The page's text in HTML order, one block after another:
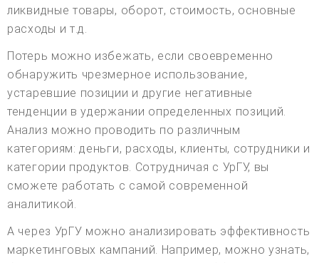
ликвидные товары, оборот, стоимость, основные
расходы и т.д.
Потерь можно избежать, если своевременно
обнаружить чрезмерное использование,
устаревшие позиции и другие негативные
тенденции в удержании определенных позиций.
Анализ можно проводить по различным
категориям: деньги, расходы, клиенты, сотрудники и
категории продуктов. Сотрудничая с УрГУ, вы
сможете работать с самой современной
аналитикой.
А через УрГУ можно анализировать эффективность
маркетинговых кампаний. Например, можно узнать,